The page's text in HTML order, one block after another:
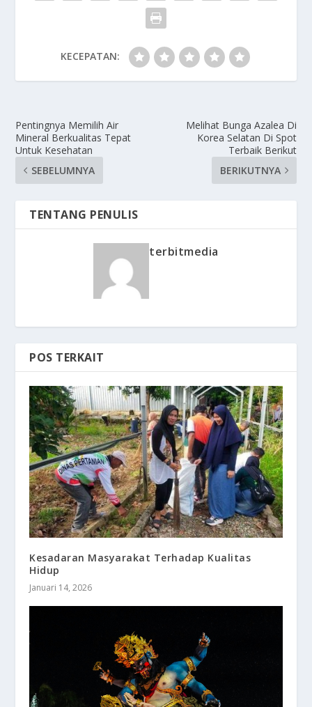
KECEPATAN:
Pentingnya Memilih Air
Mineral Berkualitas Tepat
Untuk Kesehatan
SEBELUMNYA
Melihat Bunga Azalea Di
Korea Selatan Di Spot
Terbaik Berikut
BERIKUTNYA
TENTANG PENULIS
terbitmedia
POS TERKAIT
Kesadaran Masyarakat Terhadap Kualitas
Hidup
Januari 14, 2026